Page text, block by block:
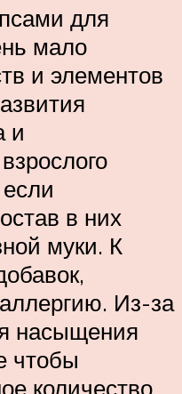
для
мало
и элементов
и
в них
муки. К
Из-за
насыщения
чтобы
количество